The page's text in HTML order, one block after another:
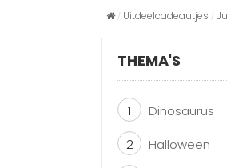
Uitdeelcadeautjes
THEMA'S
1
Dinosaurus
2
Halloween